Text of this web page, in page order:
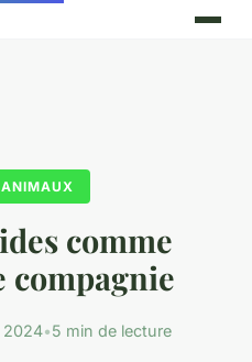
comme
compagnie
2024•5 min de lecture